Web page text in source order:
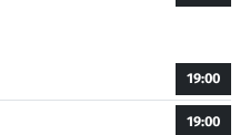
19:00
19:00